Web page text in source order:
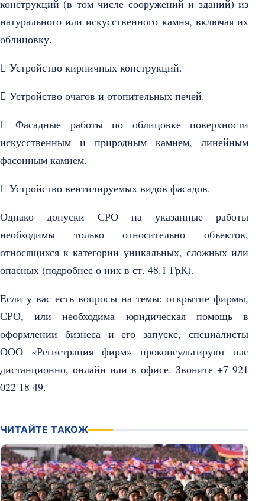
конструкций (в том числе сооружений и зданий) из
натурального или искусственного камня, включая их
облицовку.
 Устройство кирпичных конструкций.
 Устройство очагов и отопительных печей.
 Фасадные работы по облицовке поверхности
искусственным и природным камнем, линейным
фасонным камнем.
 Устройство вентилируемых видов фасадов.
Однако допуски СРО на указанные работы
необходимы только относительно объектов,
относящихся к категории уникальных, сложных или
опасных (подробнее о них в ст. 48.1 ГрК).
Если у вас есть вопросы на темы: открытие фирмы,
СРО, или необходима юридическая помощь в
оформлении бизнеса и его запуске, специалисты
ООО «Регистрация фирм» проконсультируют вас
дистанционно, онлайн или в офисе. Звоните +7 921
022 18 49.
ЧИТАЙТЕ ТАКОЖ